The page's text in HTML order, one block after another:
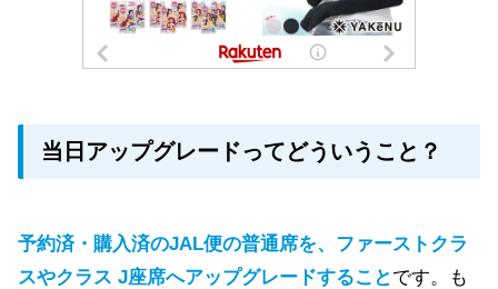
当日アップグレードってどういうこと？
予約済・購入済のJAL便の普通席を、ファーストクラ
スやクラス J座席へアップグレードすることです。も